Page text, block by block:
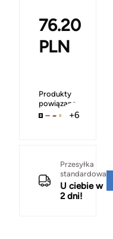
76.20
PLN
Produkty
powiązane
+6
Przesyłka
standardowa
U ciebie w
2 dni!